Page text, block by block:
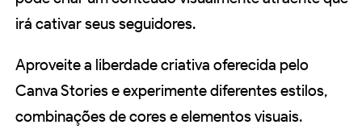
irá cativar seus seguidores.
Aproveite a liberdade criativa oferecida pelo
Canva Stories e experimente diferentes estilos,
combinações de cores e elementos visuais.